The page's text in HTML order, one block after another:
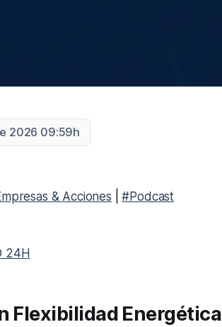
2026 09:59h
& Acciones |#Podcast
24H
Flexibilidad Energética